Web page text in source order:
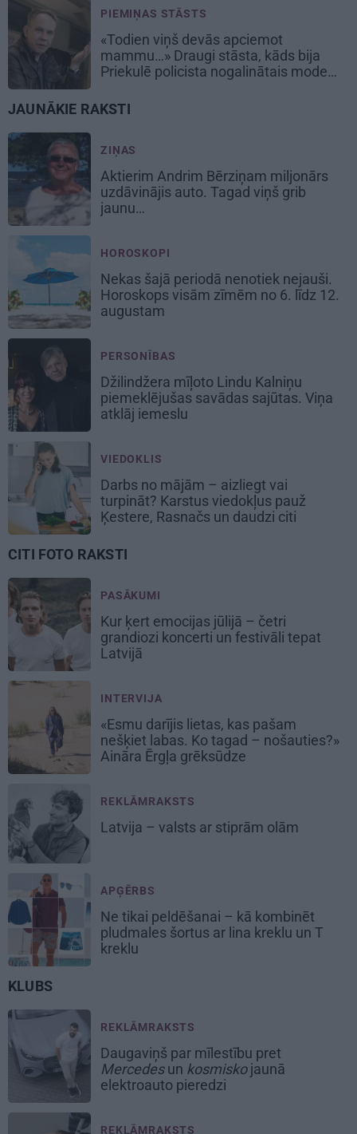
PIEMIŅAS STĀSTS
«Todien viņš devās apciemot
mammu…» Draugi stāsta, kāds bija
Priekulē policista nogalinātais modes
JAUNĀKIE RAKSTI
ZIŅAS
Aktierim Andrim Bērziņam miljonārs
uzdāvinājis auto. Tagad viņš grib
jaunu…
HOROSKOPI
Nekas šajā periodā nenotiek nejauši.
Horoskops visām zīmēm no 6. līdz 12.
augustam
PERSONĪBAS
Džilindžera mīļoto Lindu Kalniņu
piemeklējušas savādas sajūtas. Viņa
atklāj iemeslu
VIEDOKLIS
Darbs no mājām – aizliegt vai
turpināt? Karstus viedokļus pauž
Ķestere, Rasnačs un daudzi citi
CITI FOTO RAKSTI
PASĀKUMI
Kur ķert emocijas jūlijā – četri
grandiozi koncerti un festivāli tepat
Latvijā
INTERVIJA
«Esmu darījis lietas, kas pašam
nešķiet labas. Ko tagad – nošauties?»
Aināra Ērgļa grēksūdze
REKLĀMRAKSTS
Latvija – valsts ar stiprām olām
APĢĒRBS
Ne tikai peldēšanai – kā kombinēt
pludmales šortus ar lina kreklu un T
kreklu
KLUBS
REKLĀMRAKSTS
Daugaviņš par mīlestību pret
Mercedesun kosmiskojaunā
elektroauto pieredzi
REKLĀMRAKSTS